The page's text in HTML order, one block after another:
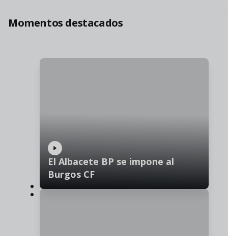
Momentos destacados
El Albacete BP se impone al
Burgos CF